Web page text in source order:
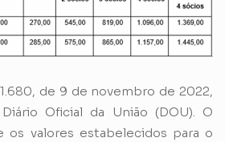
de 9 de novembro de 2022,
Oficial da União (DOU). O
os valores estabelecidos para o